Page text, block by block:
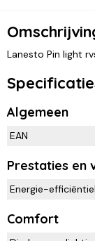
Lanesto Pin light
Algemeen
EAN
Prestaties en
Energie-
Comfort